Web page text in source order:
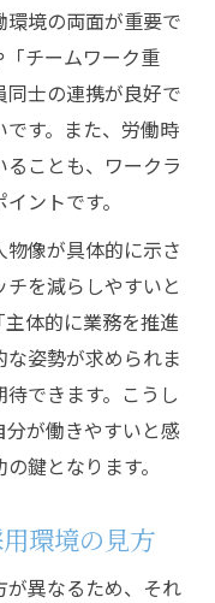
境の両面が重要で
チームワーク重
士の連携が良好で
す。また、労働時
ことも、ワークラ
ントです。
像が具体的に示さ
を減らしやすいと
体的に業務を推進
姿勢が求められま
できます。こうし
が働きやすいと感
鍵となります。
環境の見方
異なるため、それ